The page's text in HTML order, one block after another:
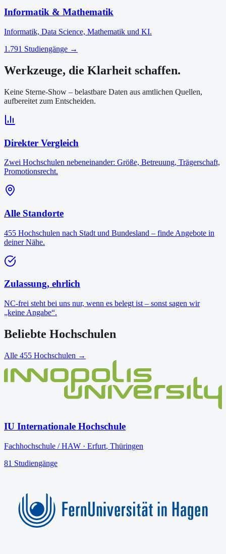
Informatik & Mathematik
Informatik, Data Science, Mathematik und KI.
1.791 Studiengänge →
Werkzeuge, die Klarheit schaffen.
Keine Sterne-Show – belastbare Daten aus amtlichen Quellen,
aufbereitet zum Entscheiden.
Direkter Vergleich
Zwei Hochschulen nebeneinander: Größe, Betreuung, Trägerschaft,
Promotionsrecht.
Alle Standorte
455 Hochschulen nach Stadt und Bundesland – finde Angebote in
deiner Nähe.
Zulassung, ehrlich
NC-frei steht bei uns nur, wenn es belegt ist – sonst sagen wir
„keine Angabe“.
Beliebte Hochschulen
Alle 455 Hochschulen →
IU Internationale Hochschule
Fachhochschule / HAW · Erfurt, Thüringen
81 Studiengänge